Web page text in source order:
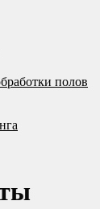
полов